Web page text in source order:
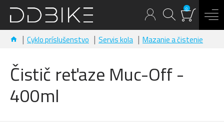
0
Cyklo príslušenstvo Servis kola Mazanie a čistenie
Čistič reťaze Muc-Off -
400ml